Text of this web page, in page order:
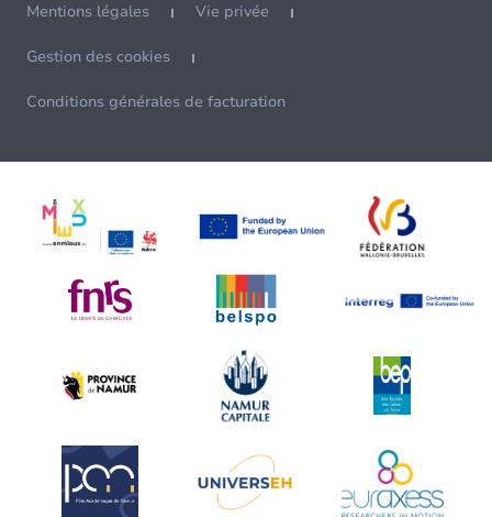
Mentions légales
Vie privée
Gestion des cookies
Conditions générales de facturation